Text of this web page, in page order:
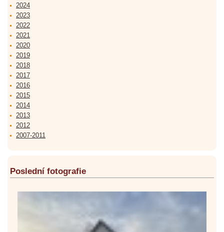
2024
2023
2022
2021
2020
2019
2018
2017
2016
2015
2014
2013
2012
2007-2011
Poslední fotografie